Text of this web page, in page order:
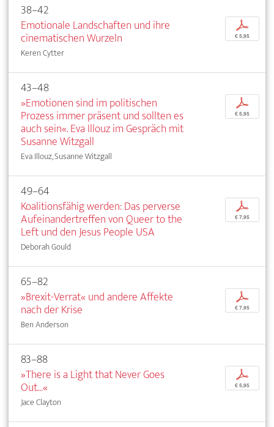
38–42
Emotionale Landschaften und ihre
cinematischen Wurzeln
Keren Cytter
p
€ 5,95
43–48
»Emotionen sind im politischen
Prozess immer präsent und sollten es
auch sein«. Eva Illouz im Gespräch mit
Susanne Witzgall
Eva Illouz, Susanne Witzgall
p
€ 5,95
49–64
Koalitionsfähig werden: Das perverse
Aufeinandertreffen von Queer to the
Left und den Jesus People USA
Deborah Gould
p
€ 7,95
65–82
»Brexit-Verrat« und andere Affekte
nach der Krise
Ben Anderson
p
€ 7,95
83–88
»There is a Light that Never Goes
Out...«
Jace Clayton
p
€ 5,95